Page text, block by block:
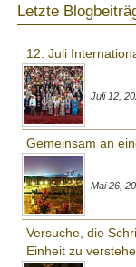
Letzte
12. Juli
Juli 12,
Gemeinsam an
Mai 26,
Versuche, die
Einheit zu